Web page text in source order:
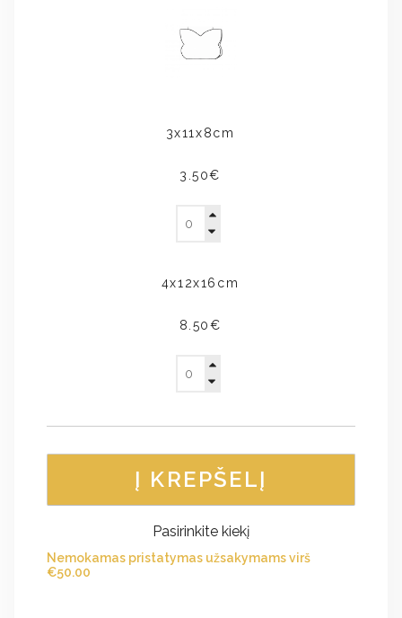
3x11x8cm
3.50€
4x12x16cm
8.50€
Į KREPŠELĮ
Nemokamas pristatymas užsakymams virš
€50.00
Pasirinkite kiekį